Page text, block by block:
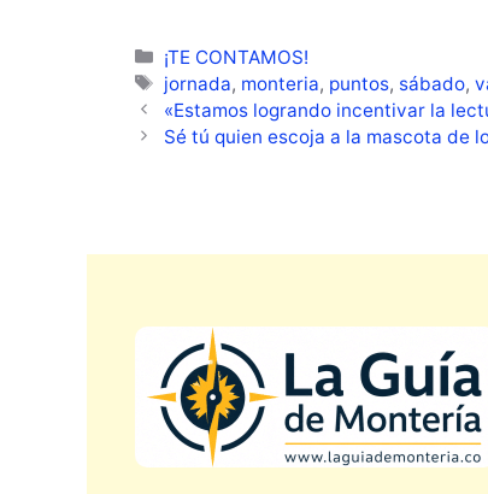
Categorías
¡TE CONTAMOS!
Etiquetas
jornada, monteria, puntos, sábado,
«Estamos logrando incentivar la
Sé tú quien escoja a la mascota de